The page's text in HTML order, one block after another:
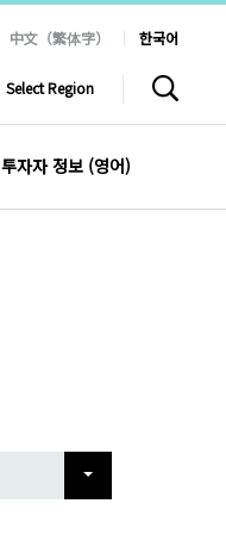
中文（繁体字） 한국어
Select Region
투자자 정보 (영어)